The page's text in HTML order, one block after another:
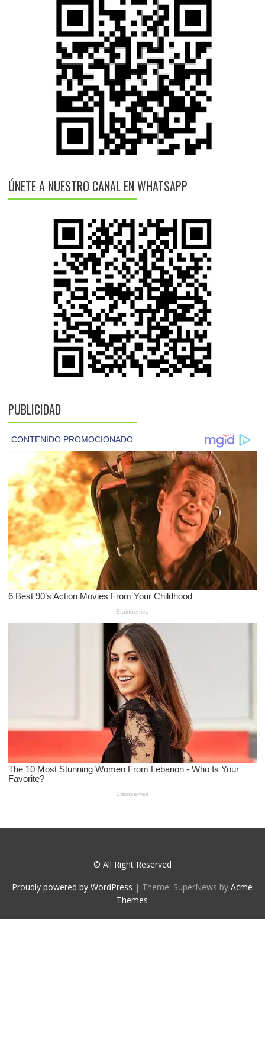
ÚNETE A NUESTRO CANAL EN WHATSAPP
PUBLICIDAD
© All Right Reserved
Proudly powered by WordPress | Theme: SuperNews byAcme
Themes